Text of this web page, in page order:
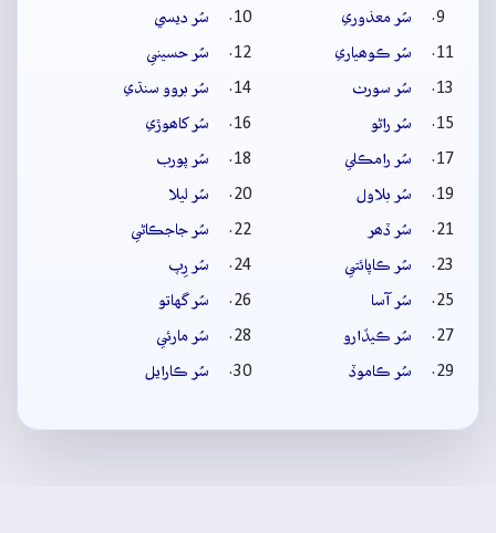
سُر معذوري
سُر ديسي
سُر ڪوھياري
سُر حسيني
سُر سورٺ
سُر بروو سنڌي
سُر راڻو
سُر کاھوڙي
سُر رامڪلي
سُر پورب
سُر بلاول
سُر ليلا
سُر ڏھر
سُر جاجڪاڻي
سُر ڪاپائتي
سُر رِپ
سُر آسا
سُر گهاتو
سُر ڪيڏارو
سُر مارئي
سُر ڪاموڏ
سُر ڪارايل